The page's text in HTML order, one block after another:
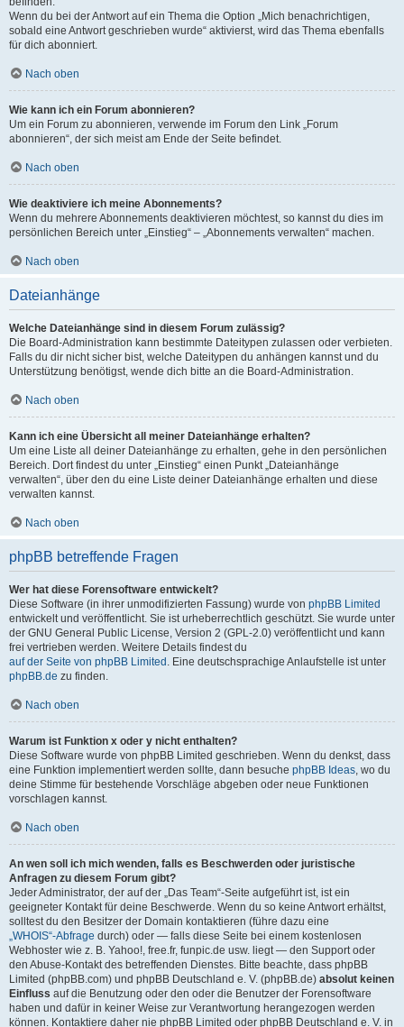
Wenn du bei der Antwort auf ein Thema die Option „Mich benachrichtigen,
sobald eine Antwort geschrieben wurde“ aktivierst, wird das Thema ebenfalls
für dich abonniert.
Nach oben
Wie kann ich ein Forum abonnieren?
Um ein Forum zu abonnieren, verwende im Forum den Link „Forum
abonnieren“, der sich meist am Ende der Seite befindet.
Nach oben
Wie deaktiviere ich meine Abonnements?
Wenn du mehrere Abonnements deaktivieren möchtest, so kannst du dies im
persönlichen Bereich unter „Einstieg“ – „Abonnements verwalten“ machen.
Nach oben
Dateianhänge
Welche Dateianhänge sind in diesem Forum zulässig?
Die Board-Administration kann bestimmte Dateitypen zulassen oder verbieten.
Falls du dir nicht sicher bist, welche Dateitypen du anhängen kannst und du
Unterstützung benötigst, wende dich bitte an die Board-Administration.
Nach oben
Kann ich eine Übersicht all meiner Dateianhänge erhalten?
Um eine Liste all deiner Dateianhänge zu erhalten, gehe in den persönlichen
Bereich. Dort findest du unter „Einstieg“ einen Punkt „Dateianhänge
verwalten“, über den du eine Liste deiner Dateianhänge erhalten und diese
verwalten kannst.
Nach oben
phpBB betreffende Fragen
Wer hat diese Forensoftware entwickelt?
Diese Software (in ihrer unmodifizierten Fassung) wurde von phpBB Limited
entwickelt und veröffentlicht. Sie ist urheberrechtlich geschützt. Sie wurde unter
der GNU General Public License, Version 2 (GPL-2.0) veröffentlicht und kann
frei vertrieben werden. Weitere Details findest du
auf der Seite von phpBB Limited . Eine deutschsprachige Anlaufstelle ist unter
phpBB.de zu finden.
Nach oben
Warum ist Funktion x oder y nicht enthalten?
Diese Software wurde von phpBB Limited geschrieben. Wenn du denkst, dass
eine Funktion implementiert werden sollte, dann besuche phpBB Ideas, wo du
deine Stimme für bestehende Vorschläge abgeben oder neue Funktionen
vorschlagen kannst.
Nach oben
An wen soll ich mich wenden, falls es Beschwerden oder juristische
Anfragen zu diesem Forum gibt?
Jeder Administrator, der auf der „Das Team“-Seite aufgeführt ist, ist ein
geeigneter Kontakt für deine Beschwerde. Wenn du so keine Antwort erhältst,
solltest du den Besitzer der Domain kontaktieren (führe dazu eine
„WHOIS“-Abfrage durch) oder — falls diese Seite bei einem kostenlosen
Webhoster wie z. B. Yahoo!, free.fr, funpic.de usw. liegt — den Support oder
den Abuse-Kontakt des betreffenden Dienstes. Bitte beachte, dass phpBB
Limited (phpBB.com) und phpBB Deutschland e. V. (phpBB.de) absolut keinen
Einfluss auf die Benutzung oder den oder die Benutzer der Forensoftware
haben und dafür in keiner Weise zur Verantwortung herangezogen werden
können. Kontaktiere daher nie phpBB Limited oder phpBB Deutschland e. V. in